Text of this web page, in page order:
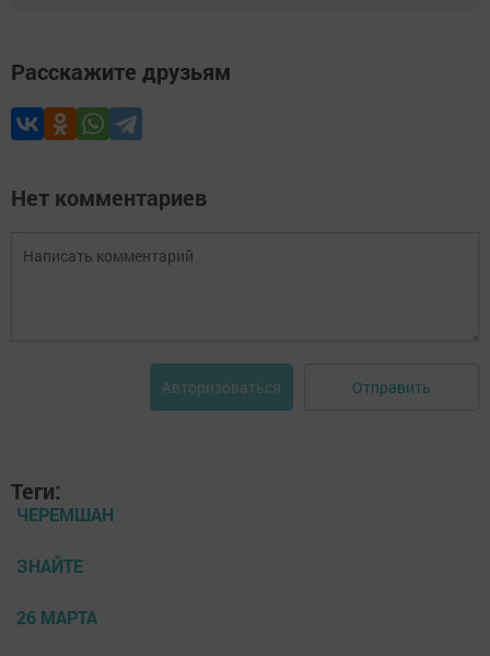
Расскажите друзьям
Нет комментариев
Авторизоваться Отправить
Теги:
ЧЕРЕМШАН
ЗНАЙТЕ
26 МАРТА